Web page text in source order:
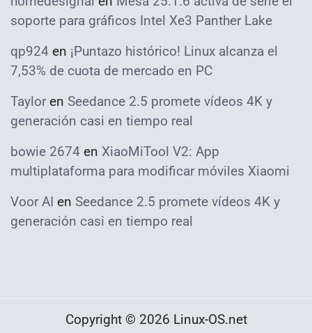
soporte para gráficos Intel Xe3 Panther Lake
qp924 en ¡Puntazo histórico! Linux alcanza el
7,53% de cuota de mercado en PC
Taylor en Seedance 2.5 promete vídeos 4K y
generación casi en tiempo real
bowie 2674 en XiaoMiTool V2: App
multiplataforma para modificar móviles Xiaomi
Voor AI en Seedance 2.5 promete vídeos 4K y
generación casi en tiempo real
Copyright © 2026 Linux-OS.net